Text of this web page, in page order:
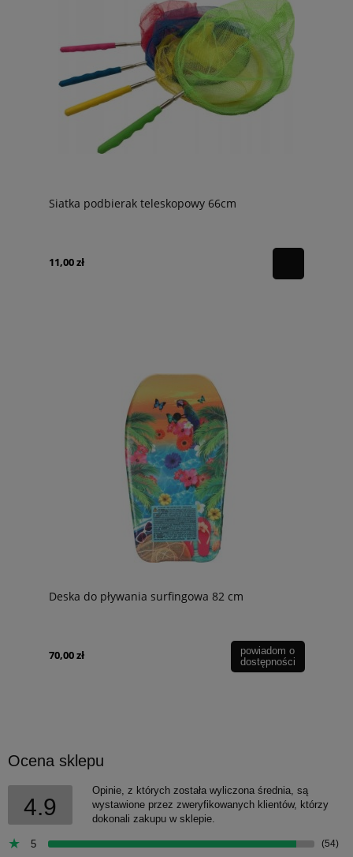
Siatka podbierak teleskopowy 66cm
11,00 zł
Deska do pływania surfingowa 82 cm
70,00 zł
powiadom o
dostępności
Ocena sklepu
4.9
Opinie, z których została wyliczona średnia, są
wystawione przez zweryfikowanych klientów, którzy
dokonali zakupu w sklepie.
5 (54)